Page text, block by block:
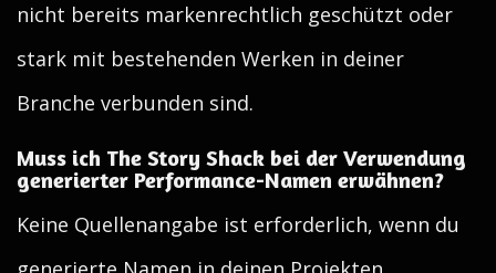
nicht bereits markenrechtlich geschützt oder
stark mit bestehenden Werken in deiner
Branche verbunden sind.
Muss ich The Story Shack bei der Verwendung
generierter Performance-Namen erwähnen?
Keine Quellenangabe ist erforderlich, wenn du